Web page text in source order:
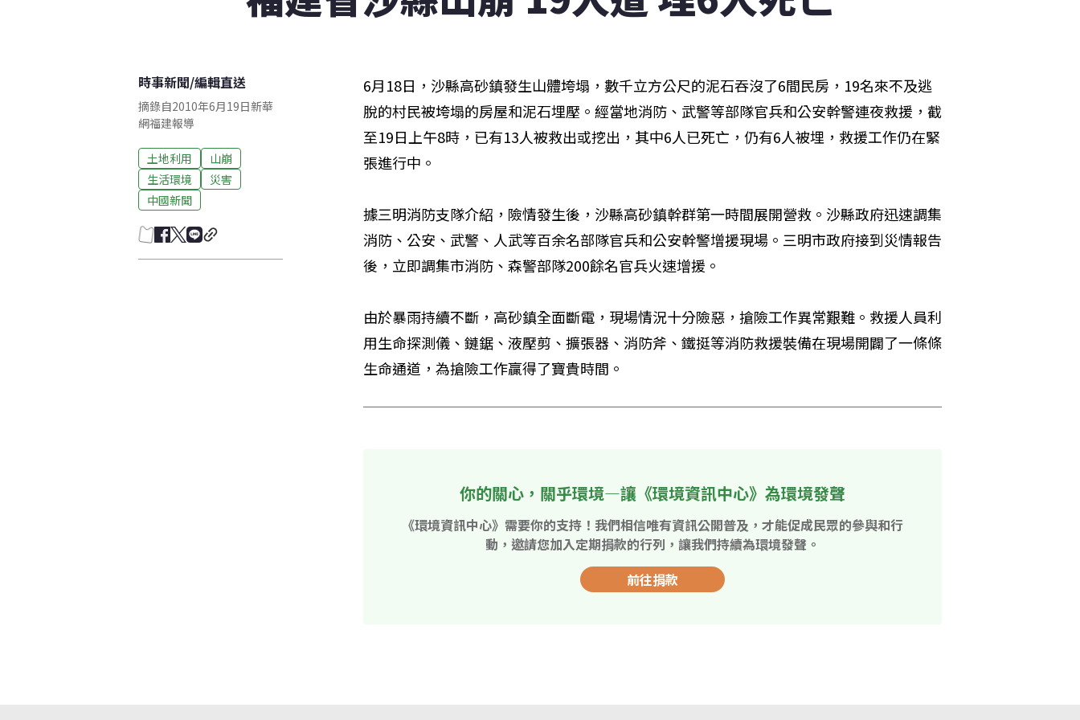
時事新聞/編輯直送
摘錄自2010年6月19日新華
網福建報導
土地利用
山崩
生活環境
災害
中國新聞
6月18日，沙縣高砂鎮發生山體垮塌，數千立方公尺的泥石吞沒了6間民房，19名來不及逃
脫的村民被垮塌的房屋和泥石埋壓。經當地消防、武警等部隊官兵和公安幹警連夜救援，截
至19日上午8時，已有13人被救出或挖出，其中6人已死亡，仍有6人被埋，救援工作仍在緊
張進行中。
據三明消防支隊介紹，險情發生後，沙縣高砂鎮幹群第一時間展開營救。沙縣政府迅速調集
消防、公安、武警、人武等百余名部隊官兵和公安幹警增援現場。三明市政府接到災情報告
後，立即調集市消防、森警部隊200餘名官兵火速增援。
由於暴雨持續不斷，高砂鎮全面斷電，現場情況十分險惡，搶險工作異常艱難。救援人員利
用生命探測儀、鏈鋸、液壓剪、擴張器、消防斧、鐵挺等消防救援裝備在現場開闢了一條條
生命通道，為搶險工作贏得了寶貴時間。
你的關心，關乎環境—讓《環境資訊中心》為環境發聲
《環境資訊中心》需要你的支持！我們相信唯有資訊公開普及，才能促成民眾的參與和行
動，邀請您加入定期捐款的行列，讓我們持續為環境發聲。
前往捐款